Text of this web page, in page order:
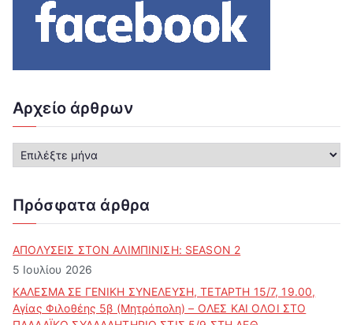
Αρχείο άρθρων
ρ
ε
ά
ρ
ρ
ω
Πρόσφατα άρθρα
ΑΠΟΛΥΣΕΙΣ ΣΤΟΝ ΑΛΙΜΠΙΝΙΣΗ: SEASON 2
5 Ιουλίου 2026
ΚΑΛΕΣΜΑ ΣΕ ΓΕΝΙΚΗ ΣΥΝΕΛΕΥΣΗ, ΤΕΤΑΡΤΗ 15/7, 19.00,
Αγίας Φιλοθέης 5β (Μητρόπολη) – ΟΛΕΣ ΚΑΙ ΟΛΟΙ ΣΤΟ